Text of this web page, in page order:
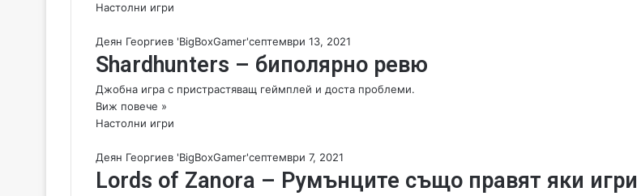
Настолни игри
Деян Георгиев 'BigBoxGamer'септември 13, 2021
Shardhunters – биполярно ревю
Джобна игра с пристрастяващ геймплей и доста проблеми.
Виж повече »
Настолни игри
Деян Георгиев 'BigBoxGamer'септември 7, 2021
Lords of Zanora – Румънците също правят яки игри